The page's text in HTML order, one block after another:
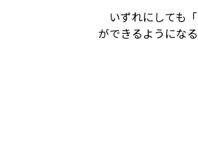
いずれにしても
ができるようにな